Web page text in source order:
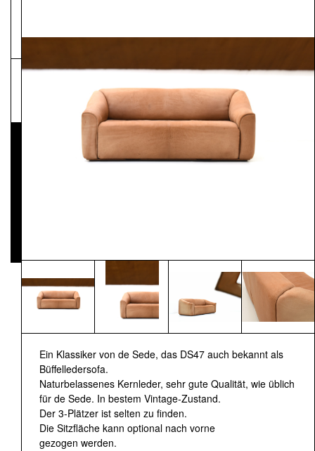
Ein Klassiker von de Sede, das DS47 auch bekannt als
Büffelledersofa.
Naturbelassenes Kernleder, sehr gute Qualität, wie üblich
für de Sede. In bestem Vintage-Zustand.
Der 3-Plätzer ist selten zu finden.
Die Sitzfläche kann optional nach vorne
gezogen werden.
Pressematerial